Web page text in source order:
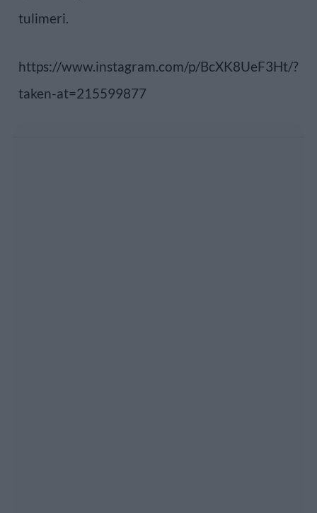
tulimeri.
https://www.instagram.com/p/BcXK8UeF3Ht/?
taken-at=215599877